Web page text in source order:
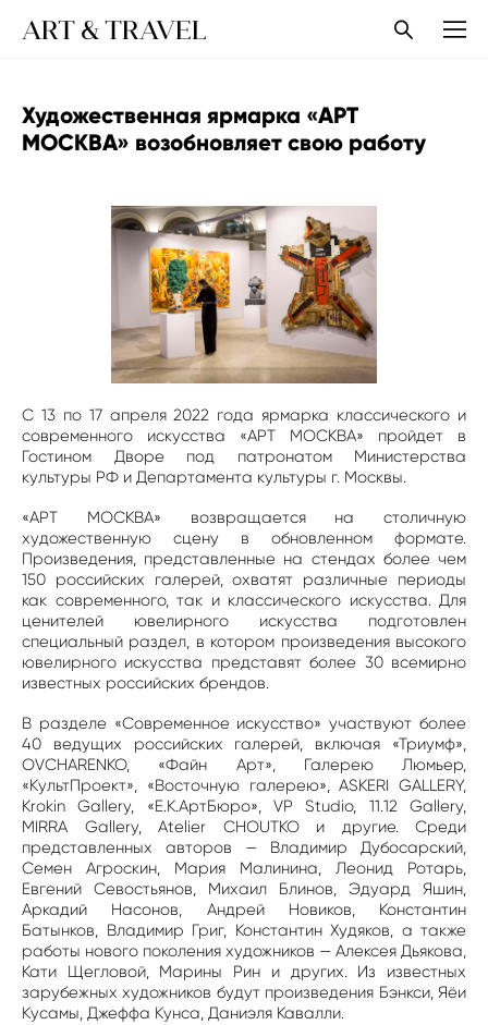
ART & TRAVEL
Художественная ярмарка «АРТ
МОСКВА» возобновляет свою работу
С 13 по 17 апреля 2022 года ярмарка классического и
современного искусства «АРТ МОСКВА» пройдет в
Гостином Дворе под патронатом Министерства
культуры РФ и Департамента культуры г. Москвы.
«АРТ МОСКВА» возвращается на столичную
художественную сцену в обновленном формате.
Произведения, представленные на стендах более чем
150 российских галерей, охватят различные периоды
как современного, так и классического искусства. Для
ценителей ювелирного искусства подготовлен
специальный раздел, в котором произведения высокого
ювелирного искусства представят более 30 всемирно
известных российских брендов.
В разделе «Современное искусство» участвуют более
40 ведущих российских галерей, включая «Триумф»,
OVCHARENKO, «Файн Арт», Галерею Люмьер,
«КультПроект», «Восточную галерею», ASKERI GALLERY,
Krokin Gallery, «Е.К.АртБюро», VP Studio, 11.12 Gallery,
MIRRA Gallery, Atelier CHOUTKO и другие. Среди
представленных авторов — Владимир Дубосарский,
Семен Агроскин, Мария Малинина, Леонид Ротарь,
Евгений Севостьянов, Михаил Блинов, Эдуард Яшин,
Аркадий Насонов, Андрей Новиков, Константин
Батынков, Владимир Григ, Константин Худяков, а также
работы нового поколения художников — Алексея Дьякова,
Кати Щегловой, Марины Рин и других. Из известных
зарубежных художников будут произведения Бэнкси, Яёи
Кусамы, Джеффа Кунса, Даниэля Кавалли.